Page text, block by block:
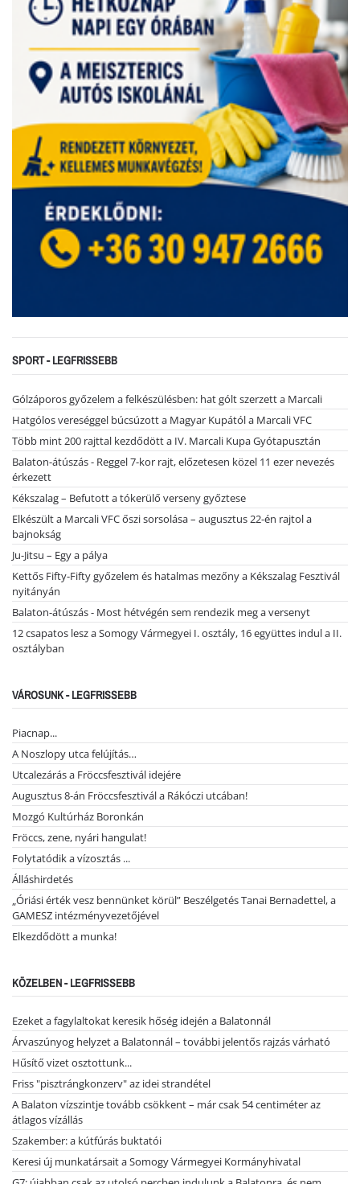
SPORT - LEGFRISSEBB
Gólzáporos győzelem a felkészülésben: hat gólt szerzett a Marcali
Hatgólos vereséggel búcsúzott a Magyar Kupától a Marcali VFC
Több mint 200 rajttal kezdődött a IV. Marcali Kupa Gyótapusztán
Balaton-átúszás - Reggel 7-kor rajt, előzetesen közel 11 ezer nevezés
érkezett
Kékszalag – Befutott a tókerülő verseny győztese
Elkészült a Marcali VFC őszi sorsolása – augusztus 22-én rajtol a
bajnokság
Ju-Jitsu – Egy a pálya
Kettős Fifty-Fifty győzelem és hatalmas mezőny a Kékszalag Fesztivál
nyitányán
Balaton-átúszás - Most hétvégén sem rendezik meg a versenyt
12 csapatos lesz a Somogy Vármegyei I. osztály, 16 együttes indul a II.
osztályban
VÁROSUNK - LEGFRISSEBB
Piacnap...
A Noszlopy utca felújítás…
Utcalezárás a Fröccsfesztivál idejére
Augusztus 8-án Fröccsfesztivál a Rákóczi utcában!
Mozgó Kultúrház Boronkán
Fröccs, zene, nyári hangulat!
Folytatódik a vízosztás ...
Álláshirdetés
„Óriási érték vesz bennünket körül” Beszélgetés Tanai Bernadettel, a
GAMESZ intézményvezetőjével
Elkezdődött a munka!
KÖZELBEN - LEGFRISSEBB
Ezeket a fagylaltokat keresik hőség idején a Balatonnál
Árvaszúnyog helyzet a Balatonnál – további jelentős rajzás várható
Hűsítő vizet osztottunk...
Friss "pisztrángkonzerv" az idei strandétel
A Balaton vízszintje tovább csökkent – már csak 54 centiméter az
átlagos vízállás
Szakember: a kútfúrás buktatói
Keresi új munkatársait a Somogy Vármegyei Kormányhivatal